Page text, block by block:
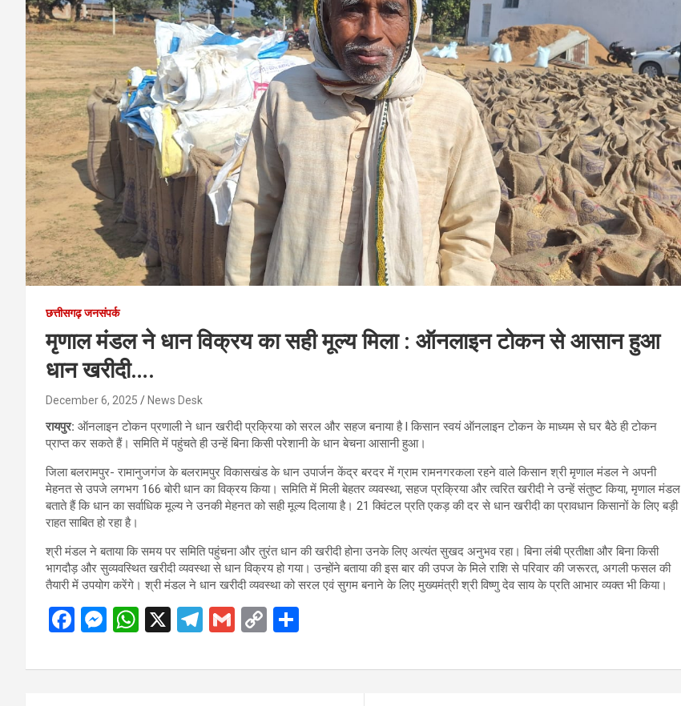
छत्तीसगढ़ जनसंपर्क
मृणाल मंडल ने धान विक्रय का सही मूल्य मिला : ऑनलाइन टोकन से आसान हुआ
धान खरीदी….
December 6, 2025 News Desk
रायपुर: ऑनलाइन टोकन प्रणाली ने धान खरीदी प्रक्रिया को सरल और सहज बनाया है l किसान स्वयं ऑनलाइन टोकन के माध्यम से घर बैठे ही टोकन
प्राप्त कर सकते हैं। समिति में पहुंचते ही उन्हें बिना किसी परेशानी के धान बेचना आसानी हुआ।
जिला बलरामपुर- रामानुजगंज के बलरामपुर विकासखंड के धान उपार्जन केंद्र बरदर में ग्राम रामनगरकला रहने वाले किसान श्री मृणाल मंडल ने अपनी
मेहनत से उपजे लगभग 166 बोरी धान का विक्रय किया। समिति में मिली बेहतर व्यवस्था, सहज प्रक्रिया और त्वरित खरीदी ने उन्हें संतुष्ट किया, मृणाल मंडल
बताते हैं कि धान का सर्वाधिक मूल्य ने उनकी मेहनत को सही मूल्य दिलाया है। 21 क्विंटल प्रति एकड़ की दर से धान खरीदी का प्रावधान किसानों के लिए बड़ी
राहत साबित हो रहा है।
श्री मंडल ने बताया कि समय पर समिति पहुंचना और तुरंत धान की खरीदी होना उनके लिए अत्यंत सुखद अनुभव रहा। बिना लंबी प्रतीक्षा और बिना किसी
भागदौड़ और सुव्यवस्थित खरीदी व्यवस्था से धान विक्रय हो गया। उन्होंने बताया की इस बार की उपज के मिले राशि से परिवार की जरूरत, अगली फसल की
तैयारी में उपयोग करेंगे। श्री मंडल ने धान खरीदी व्यवस्था को सरल एवं सुगम बनाने के लिए मुख्यमंत्री श्री विष्णु देव साय के प्रति आभार व्यक्त भी किया।
F
ce
M
se
W
at
X
T
e
G
ail
C
py ar